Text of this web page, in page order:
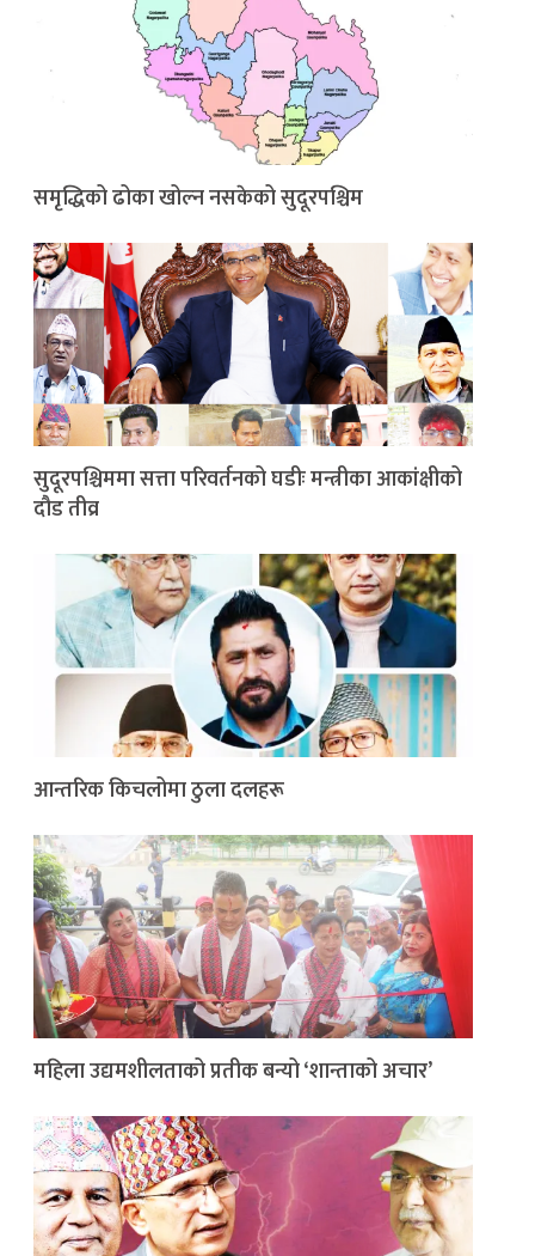
समृद्धिको ढोका खोल्न नसकेको सुदूरपश्चिम
सुदूरपश्चिममा सत्ता परिवर्तनको घडीः मन्त्रीका आकांक्षीको
दौड तीव्र
आन्तरिक किचलोमा ठुला दलहरू
महिला उद्यमशीलताको प्रतीक बन्यो ‘शान्ताको अचार’